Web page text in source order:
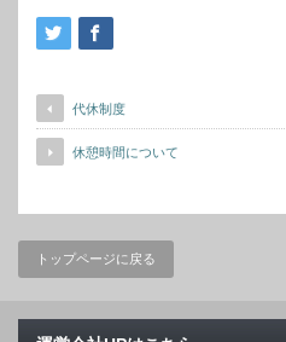
代休制度
休憩時間について
トップページに戻る